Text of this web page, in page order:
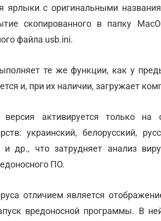
ярлыки с оригинальными
скопированного в папку
файла usb.ini.
те же функции, как у
и, при их наличии, загружает
активируется только на
украинский, белорусский,
и др., что затрудняет анализ
ПО.
отличием является
вредоносной программы. В